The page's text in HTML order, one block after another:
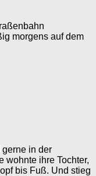
morgens auf dem
gerne in der
wohnte ihre Tochter,
bis Fuß. Und stieg